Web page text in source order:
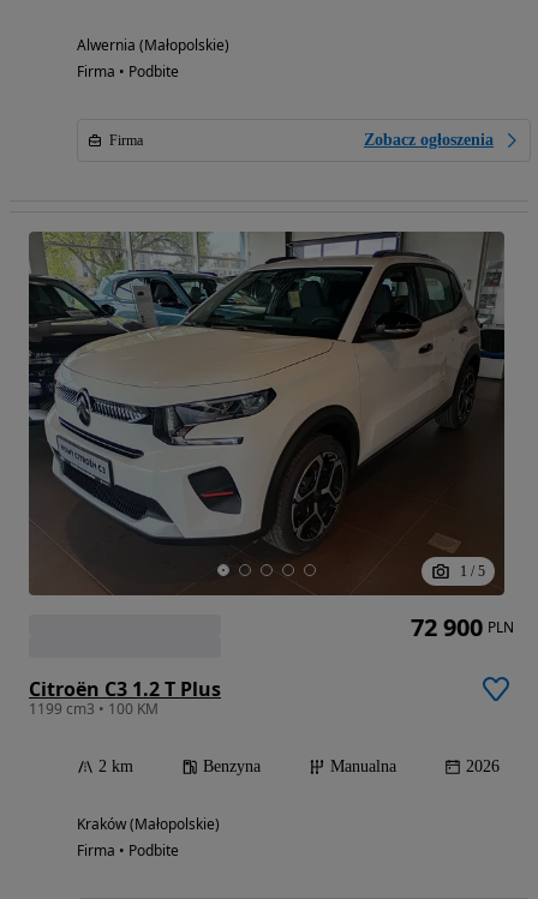
Alwernia (Małopolskie)
Firma • Podbite
Firma Zobacz ogłoszenia
1 / 5
Citroën C3 1.2 T Plus
1199 cm3 • 100 KM
2 km Benzyna Manualna 2026
Kraków (Małopolskie)
Firma • Podbite
72 900 PLN